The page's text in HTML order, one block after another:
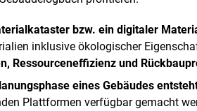
bzw. ein digitaler
inklusive ökologischer
Ressourceneffizienz und
eines Gebäudes
Plattformen verfügbar gemacht